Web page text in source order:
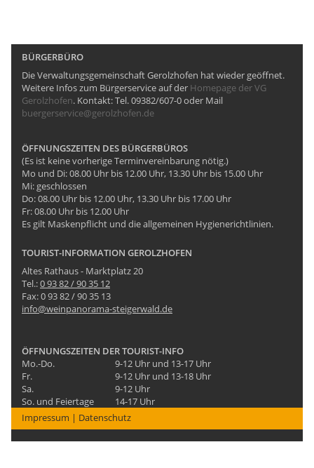
BÜRGERBÜRO
Die Verwaltungsgemeinschaft Gerolzhofen hat wieder geöffnet.
Weitere Infos zum Bürgerservice auf der Homepage der VG
Gerolzhofen. Kontakt: Tel. 09382/607-0 oder Mail
buergerservice@gerolzhofen.de
ÖFFNUNGSZEITEN DES BÜRGERBÜROS
(Es ist keine vorherige Terminvereinbarung nötig.)
Mo und Di: 08.00 Uhr bis 12.00 Uhr, 13.30 Uhr bis 15.00 Uhr
Mi: geschlossen
Do: 08.00 Uhr bis 12.00 Uhr, 13.30 Uhr bis 17.00 Uhr
Fr: 08.00 Uhr bis 12.00 Uhr
Es gilt Maskenpflicht und die allgemeinen Hygienerichtlinien.
TOURIST-INFORMATION GEROLZHOFEN
Altes Rathaus - Marktplatz 20
Tel.:0 93 82 / 90 35 12
Fax: 0 93 82 / 90 35 13
info@weinpanorama-steigerwald.de
ÖFFNUNGSZEITEN DER TOURIST-INFO
Mo.-Do.
9-12 Uhr und 13-17 Uhr
Fr.
9-12 Uhr und 13-18 Uhr
Sa.
9-12 Uhr
So. und Feiertage
14-17 Uhr
Impressum | Datenschutz